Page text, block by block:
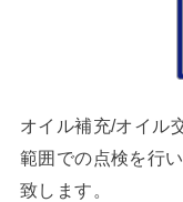
オイル補充/オイル
範囲での点検を行
致します。